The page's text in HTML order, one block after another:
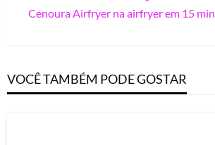
Post
Post
Next
Cenoura Airfryer na airfryer em 15 min
VOCÊ TAMBÉM PODE GOSTAR